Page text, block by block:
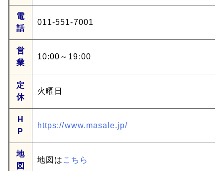
電
話
011-551-7001
営
業
10:00～19:00
定
休
火曜日
H
P
https://www.masale.jp/
地
図
地図は こちら